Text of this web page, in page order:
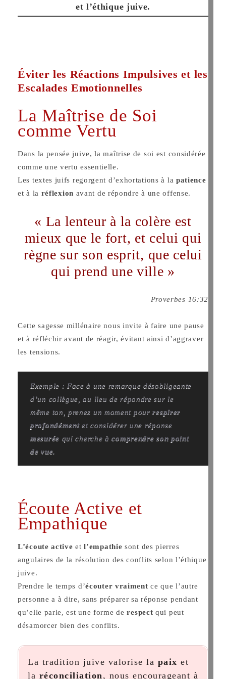
et l’éthique juive.
Éviter les Réactions Impulsives et les
Escalades Emotionnelles
La Maîtrise de Soi
comme Vertu
Dans la pensée juive, la maîtrise de soi est considérée
comme une vertu essentielle.
Les textes juifs regorgent d’exhortations à la patience
et à la réflexion avant de répondre à une offense.
« La lenteur à la colère est
mieux que le fort, et celui qui
règne sur son esprit, que celui
qui prend une ville »
Proverbes 16:32
Cette sagesse millénaire nous invite à faire une pause
et à réfléchir avant de réagir, évitant ainsi d’aggraver
les tensions.
Exemple : Face à une remarque désobligeante
d’un collègue, au lieu de répondre sur le
même ton, prenez un moment pourrespirer
profondémentet considérer une réponse
mesurée qui cherche àcomprendre son point
de vue.
Écoute Active et
Empathique
L’écoute active etl’empathie sont des pierres
angulaires de la résolution des conflits selon l’éthique
juive.
Prendre le temps d’écouter vraiment ce que l’autre
personne a à dire, sans préparer sa réponse pendant
qu’elle parle, est une forme derespect qui peut
désamorcer bien des conflits.
La tradition juive valorise la paix et
la réconciliation , nous encourageant à